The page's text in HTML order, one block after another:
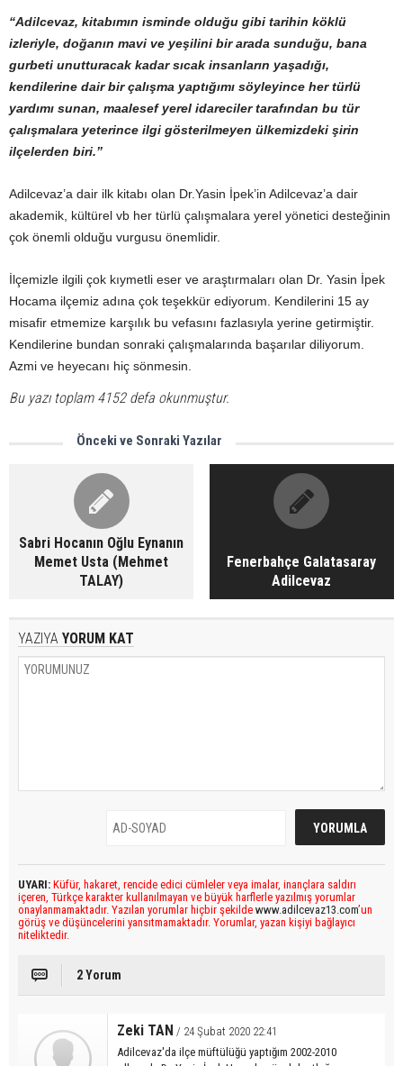
“Adilcevaz, kitabımın isminde olduğu gibi tarihin köklü
izleriyle, doğanın mavi ve yeşilini bir arada sunduğu, bana
gurbeti unutturacak kadar sıcak insanların yaşadığı,
kendilerine dair bir çalışma yaptığımı söyleyince her türlü
yardımı sunan, maalesef yerel idareciler tarafından bu tür
çalışmalara yeterince ilgi gösterilmeyen ülkemizdeki şirin
ilçelerden biri.”
Adilcevaz’a dair ilk kitabı olan Dr.Yasin İpek’in Adilcevaz’a dair
akademik, kültürel vb her türlü çalışmalara yerel yönetici desteğinin
çok önemli olduğu vurgusu önemlidir.
İlçemizle ilgili çok kıymetli eser ve araştırmaları olan Dr. Yasin İpek
Hocama ilçemiz adına çok teşekkür ediyorum. Kendilerini 15 ay
misafir etmemize karşılık bu vefasını fazlasıyla yerine getirmiştir.
Kendilerine bundan sonraki çalışmalarında başarılar diliyorum.
Azmi ve heyecanı hiç sönmesin.
Bu yazı toplam 4152 defa okunmuştur.
Önceki ve Sonraki Yazılar
Sabri Hocanın Oğlu Eynanın
Memet Usta (Mehmet
TALAY)
Fenerbahçe Galatasaray
Adilcevaz
YAZIYA YORUM KAT
UYARI: Küfür, hakaret, rencide edici cümleler veya imalar, inançlara saldırı
içeren, Türkçe karakter kullanılmayan ve büyük harflerle yazılmış yorumlar
onaylanmamaktadır. Yazılan yorumlar hiçbir şekilde www.adilcevaz13.com’un
görüş ve düşüncelerini yansıtmamaktadır. Yorumlar, yazan kişiyi bağlayıcı
niteliktedir.
2 Yorum
Zeki TAN / 24 Şubat 2020 22:41
Adilcevaz'da ilçe müftülüğü yaptığım 2002-2010